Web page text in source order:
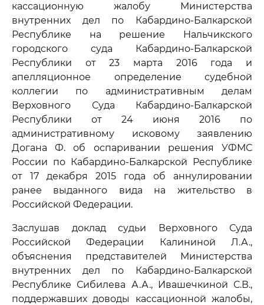
кассационную жалобу Министерства
внутренних дел по Кабардино-Балкарской
Республике на решение Нальчикского
городского суда Кабардино-Балкарской
Республики от 23 марта 2016 года и
апелляционное определение судебной
коллегии по административным делам
Верховного Суда Кабардино-Балкарской
Республики от 24 июня 2016 по
административному исковому заявлению
Догана Ф. об оспаривании решения УФМС
России по Кабардино-Балкарской Республике
от 17 декабря 2015 года об аннулировании
ранее выданного вида на жительство в
Российской Федерации.
Заслушав доклад судьи Верховного Суда
Российской Федерации Калининой Л.А.,
объяснения представителей Министерства
внутренних дел по Кабардино-Балкарской
Республике Сибилева А.А., Ивашечкиной С.В.,
поддержавших доводы кассационной жалобы,